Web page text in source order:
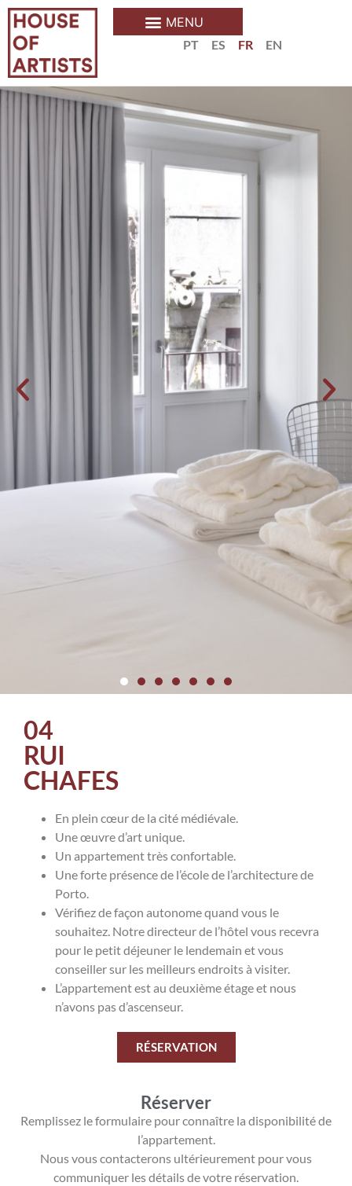
PT ES FR EN
04
RUI
CHAFES
En plein cœur de la cité médiévale.
Une œuvre d’art unique.
Un appartement très confortable.
Une forte présence de l’école de l’architecture de
Porto.
Vérifiez de façon autonome quand vous le
souhaitez. Notre directeur de l’hôtel vous recevra
pour le petit déjeuner le lendemain et vous
conseiller sur les meilleurs endroits à visiter.
L’appartement est au deuxième étage et nous
n’avons pas d’ascenseur.
RÉSERVATION
Réserver
Remplissez le formulaire pour connaître la disponibilité de
l’appartement.
Nous vous contacterons ultérieurement pour vous
communiquer les détails de votre réservation.